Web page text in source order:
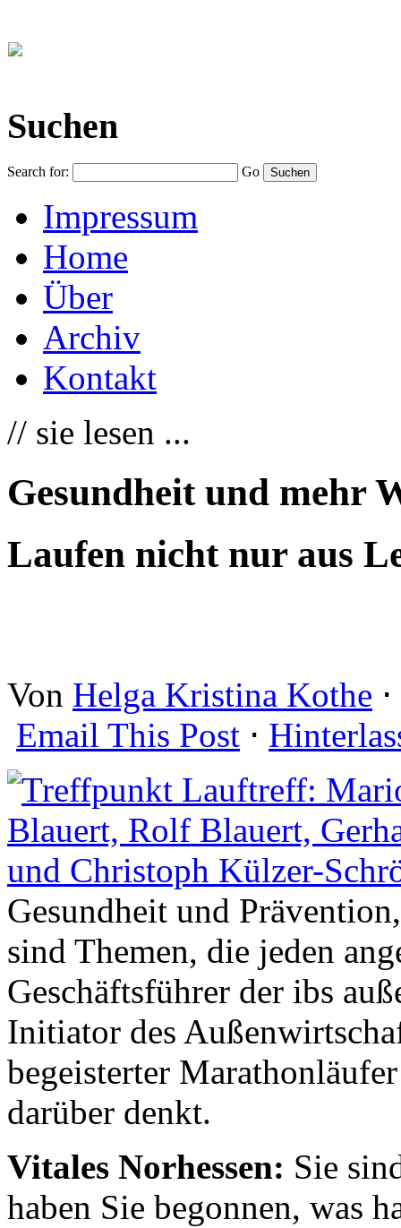
Suchen
Search for: Go
Impressum
Home
Über
Archiv
Kontakt
// sie lesen ...
Gesundheit und mehr
Laufen nicht nur aus
Von Helga Kristina Kothe ⋅
Email This Post ⋅
Gesundheit und
sind Themen, die jeden
Geschäftsführer der ibs
Initiator des
begeisterter
darüber denkt.
Vitales Norhessen: Sie
haben Sie begonnen, was